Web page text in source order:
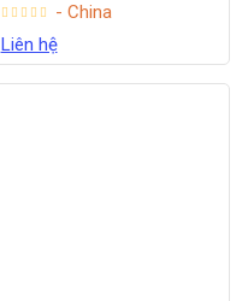
- China
Liên hệ